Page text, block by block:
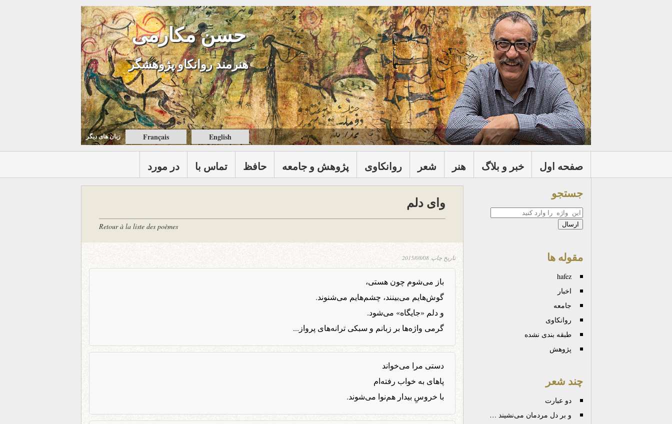
حسن مکارمی
هنرمند روانکاو پژوهشگر
زبان های ديگر Français English
در مورد تماس با حافظ پژوهش و جامعه روانكاوی شعر هنر خبر و بلاگ صفحه اول
وای دلم
Retour à la liste des poèmes
تاریخ چاپ2015/08/08
باز می‌شوم چون هستی،
گوش‌هایم می‌بینند، چشم‌هایم می‌شنوند.
و دلم «جایگاه» می‌شود.
گرمی واژه‌ها بر زبانم و سبکی ترانه‌های پرواز...
دستی مرا می‌خواند
پاهای به خواب رفته‌ام
با خروسِ بیدار هم‌نوا می‌شوند.
جستجو
جستجو
مقوله ها
hafez
اخبار
جامعه
روانكاوی
طبقه بندی نشده
پژوهش
چند شعر
دو عبارت
و بر دل مردمان می‌نشیند …